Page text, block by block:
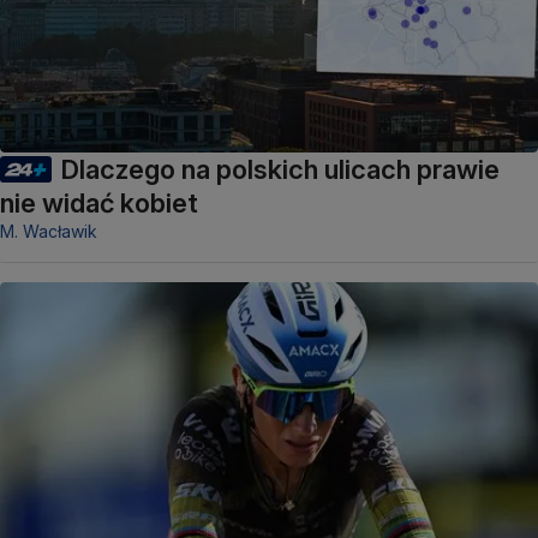
Dlaczego na polskich ulicach prawie
nie widać kobiet
M. Wacławik